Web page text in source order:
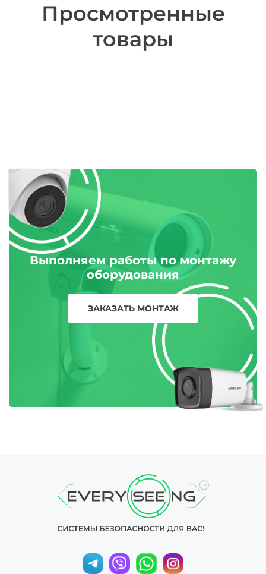
Просмотренные
товары
Выполняем работы по монтажу
оборудования
ЗАКАЗАТЬ МОНТАЖ